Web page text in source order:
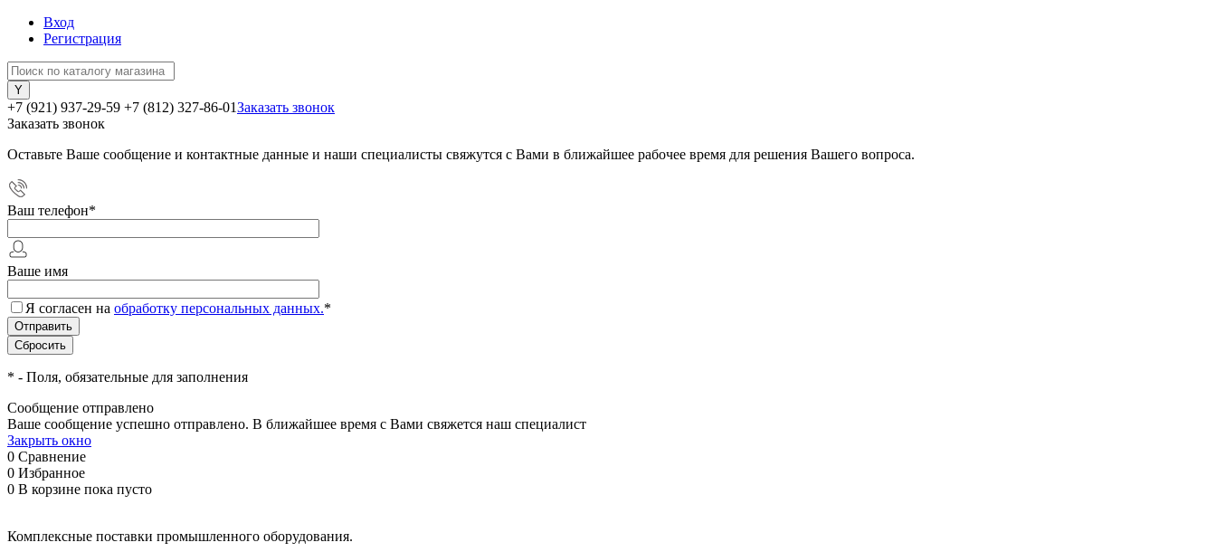
Вход
Регистрация
+7 (921) 937-29-59 +7 (812) 327-86-01Заказать звонок
Заказать звонок
Оставьте Ваше сообщение и контактные данные и наши специалисты свяжутся с Вами в ближайшее рабочее время для решения Вашего вопроса.
Ваш телефон*
Ваше имя
Я согласен на обработку персональных данных.*
* - Поля, обязательные для заполнения
Сообщение отправлено
Ваше сообщение успешно отправлено. В ближайшее время с Вами свяжется наш специалист
Закрыть окно
0 Сравнение
0 Избранное
0 В корзине пока пусто
Комплексные поставки промышленного оборудования.